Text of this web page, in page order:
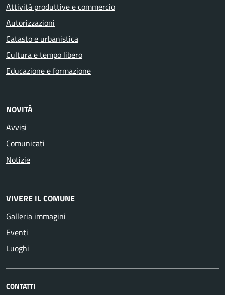
Attività produttive e commercio
Autorizzazioni
Catasto e urbanistica
Cultura e tempo libero
Educazione e formazione
NOVITÀ
Avvisi
Comunicati
Notizie
VIVERE IL COMUNE
Galleria immagini
Eventi
Luoghi
CONTATTI